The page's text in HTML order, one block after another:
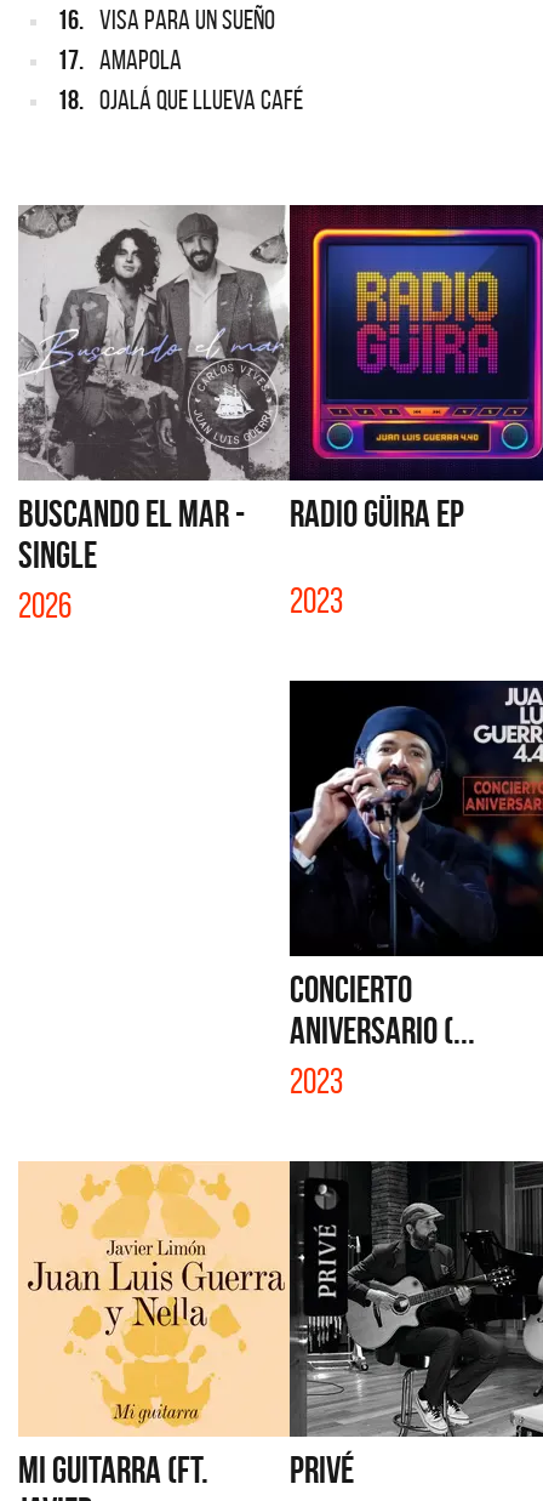
16. VISA PARA UN SUEÑO
17. AMAPOLA
18. OJALÁ QUE LLUEVA CAFÉ
BUSCANDO EL MAR -
SINGLE
2026
RADIO GÜIRA EP
2023
CONCIERTO
ANIVERSARIO (...
2023
MI GUITARRA (FT.
PRIVÉ